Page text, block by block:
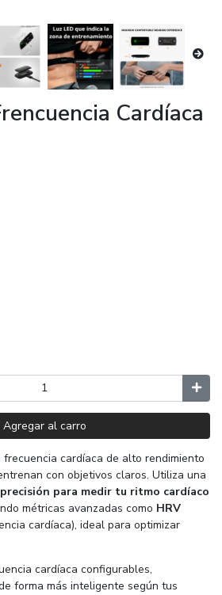
Cardíaca
Agregar al carro
cardíaca de alto rendimiento
con objetivos claros. Utiliza una
para medir tu ritmo cardíaco
métricas avanzadas como HRV
cardíaca), ideal para optimizar
cardíaca configurables,
forma más inteligente según tus